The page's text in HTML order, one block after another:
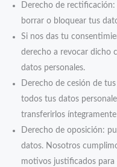
Derecho de
borrar o bloquear tus
Si nos das tu
derecho a revocar dicho
datos personales.
Derecho de cesión de
todos tus datos
transferirlos
Derecho de oposición:
datos. Nosotros
motivos justificados para